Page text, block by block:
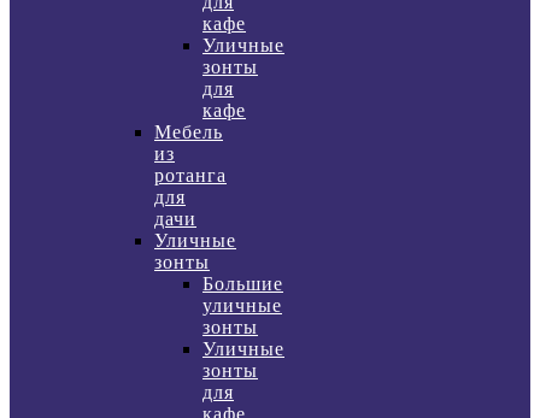
кафе
Уличные
зонты
для
кафе
Мебель
из
ротанга
для
дачи
Уличные
зонты
Большие
уличные
зонты
Уличные
зонты
для
кафе